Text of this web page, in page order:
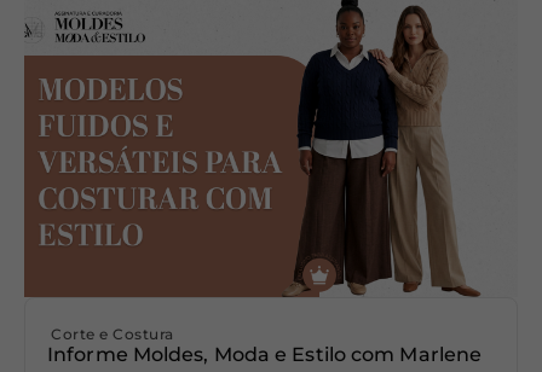
Corte e Costura
Informe Moldes, Moda e Estilo com Marlene